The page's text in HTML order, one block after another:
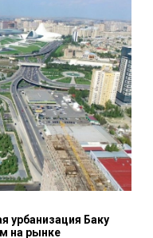
урбанизация Баку
на рынке